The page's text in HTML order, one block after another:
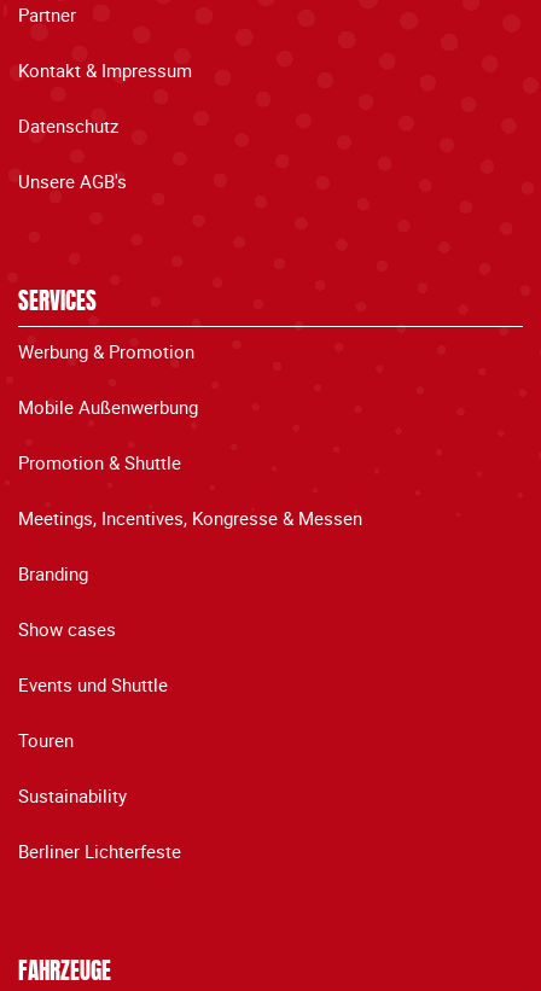
Partner
Kontakt & Impressum
Datenschutz
Unsere AGB's
SERVICES
Werbung & Promotion
Mobile Außenwerbung
Promotion & Shuttle
Meetings, Incentives, Kongresse & Messen
Branding
Show cases
Events und Shuttle
Touren
Sustainability
Berliner Lichterfeste
FAHRZEUGE